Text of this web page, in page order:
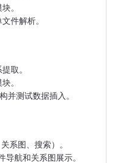
。
件解析。
取。
。
并测试数据插入。
系图、搜索）。
航和关系图展示。